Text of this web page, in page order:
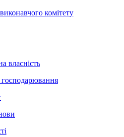
комітету
власність